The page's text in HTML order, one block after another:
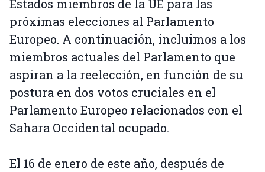
Estados miembros de la UE para las
próximas elecciones al Parlamento
Europeo. A continuación, incluimos a los
miembros actuales del Parlamento que
aspiran a la reelección, en función de su
postura en dos votos cruciales en el
Parlamento Europeo relacionados con el
Sahara Occidental ocupado.
El 16 de enero de este año, después de